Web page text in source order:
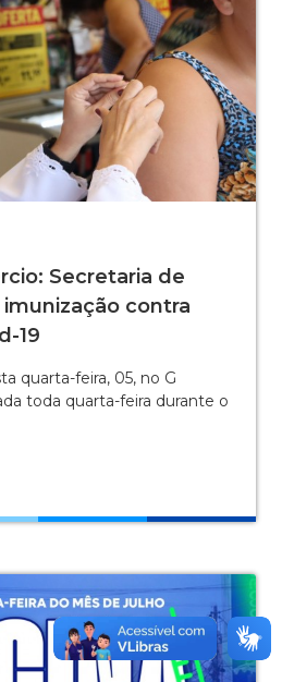
Secretaria de
contra
19
quarta-feira, 05, no G
toda quarta-feira durante o